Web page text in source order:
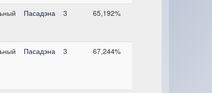
Пасадэна 3 65,192%
Пасадэна 3 67,244%